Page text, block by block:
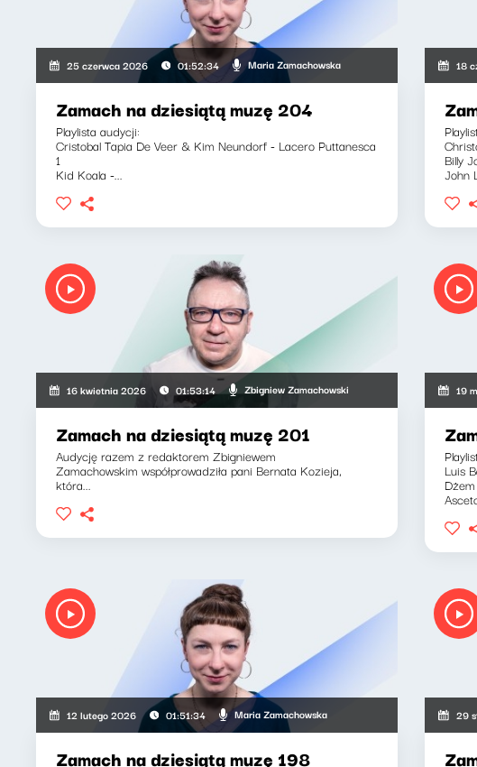
25 czerwca 2026 01:52:34 Maria Zamachowska
Zamach na dziesiątą muzę 204
Playlista audycji:
Cristobal Tapia De Veer & Kim Neundorf - Lacero Puttanesca
1
Kid Koala -...
18
Billy
John
16 kwietnia 2026 01:53:14 Zbigniew Zamachowski
Zamach na dziesiątą muzę 201
Audycję razem z redaktorem Zbigniewem
Zamachowskim współprowadziła pani Bernata Kozieja,
która...
19
Luis
12 lutego 2026 01:51:34 Maria Zamachowska
Zamach na dziesiątą muzę 198
29